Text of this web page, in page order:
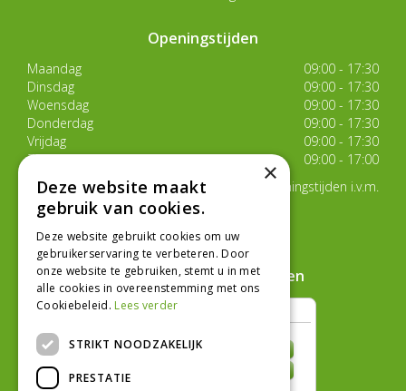
Openingstijden
Maandag
09:00 - 17:30
Dinsdag
09:00 - 17:30
Woensdag
09:00 - 17:30
Donderdag
09:00 - 17:30
Vrijdag
09:00 - 17:30
Zaterdag
09:00 - 17:00
Van 17 juli t/m 29 augustus aangepaste openingstijden i.v.m.
de zomervakantie
Toon alle openingstijden
Hoe klanten ons beoordelen
×
Deze website maakt
gebruik van cookies.
Deze website gebruikt cookies om uw
gebruikerservaring te verbeteren. Door
onze website te gebruiken, stemt u in met
alle cookies in overeenstemming met ons
Cookiebeleid. Lees verder
STRIKT NOODZAKELIJK
PRESTATIE